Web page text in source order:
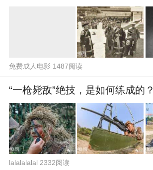
免费成人电影 1487阅读
“一枪毙敌”绝技，是如何练成的？
lalalalalal 2332阅读